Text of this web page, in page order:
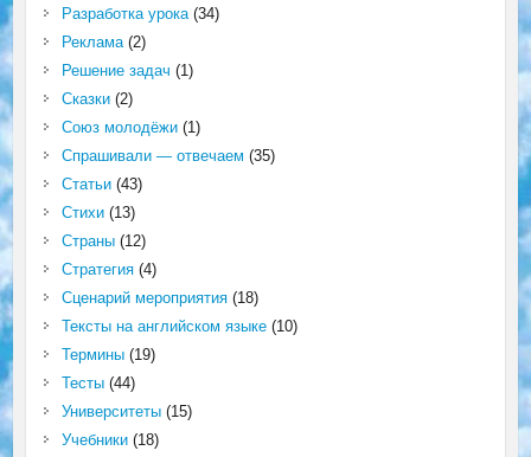
Разработка урока(34)
Реклама(2)
Решение задач (1)
Сказки(2)
Союз молодёжи(1)
Спрашивали — отвечаем (35)
Статьи(43)
Стихи(13)
Страны(12)
Стратегия(4)
Сценарий мероприятия(18)
Тексты на английском языке(10)
Термины(19)
Тесты(44)
Университеты(15)
Учебники(18)